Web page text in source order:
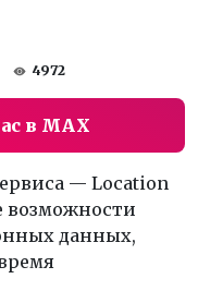
4972
в MAX
— Location
возможности
данных,